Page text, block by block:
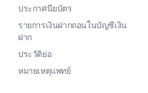
ประกาศนียบัตร
รายการเงินฝากถอนในบัญชีเงิน
ฝาก
ประวัติย่อ
หมายเหตุแพทย์